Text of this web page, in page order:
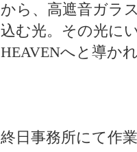
から、高遮音ガラ
込む光。その光に
HEAVENへと導か
終日事務所にて作